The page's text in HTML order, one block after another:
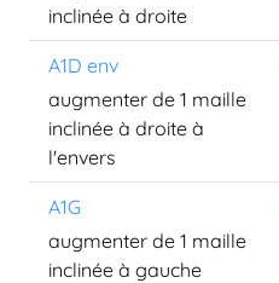
inclinée à droite
A1D env
augmenter de 1 maille
inclinée à droite à
l'envers
A1G
augmenter de 1 maille
inclinée à gauche